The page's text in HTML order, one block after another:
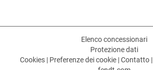
Elenco concessionari
Protezione dati
Cookies| Preferenze dei cookie|Contatto|